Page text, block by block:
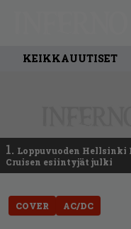
KEIKKAUUTISET
1. Loppuvuoden Hellsinki
Cruisen esiintyjät julki
COVER AC/DC